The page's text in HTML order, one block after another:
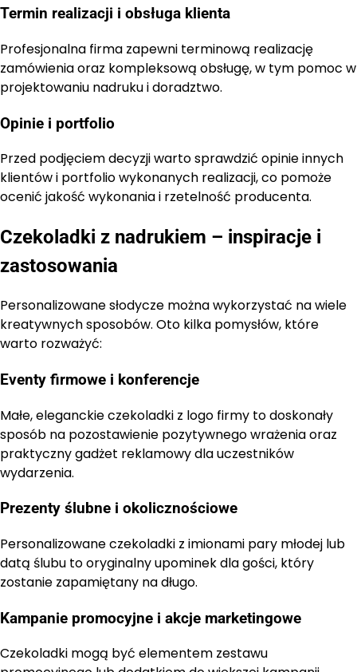
Termin realizacji i obsługa klienta
Profesjonalna firma zapewni terminową realizację
zamówienia oraz kompleksową obsługę, w tym pomoc w
projektowaniu nadruku i doradztwo.
Opinie i portfolio
Przed podjęciem decyzji warto sprawdzić opinie innych
klientów i portfolio wykonanych realizacji, co pomoże
ocenić jakość wykonania i rzetelność producenta.
Czekoladki z nadrukiem – inspiracje i
zastosowania
Personalizowane słodycze można wykorzystać na wiele
kreatywnych sposobów. Oto kilka pomysłów, które
warto rozważyć:
Eventy firmowe i konferencje
Małe, eleganckie czekoladki z logo firmy to doskonały
sposób na pozostawienie pozytywnego wrażenia oraz
praktyczny gadżet reklamowy dla uczestników
wydarzenia.
Prezenty ślubne i okolicznościowe
Personalizowane czekoladki z imionami pary młodej lub
datą ślubu to oryginalny upominek dla gości, który
zostanie zapamiętany na długo.
Kampanie promocyjne i akcje marketingowe
Czekoladki mogą być elementem zestawu